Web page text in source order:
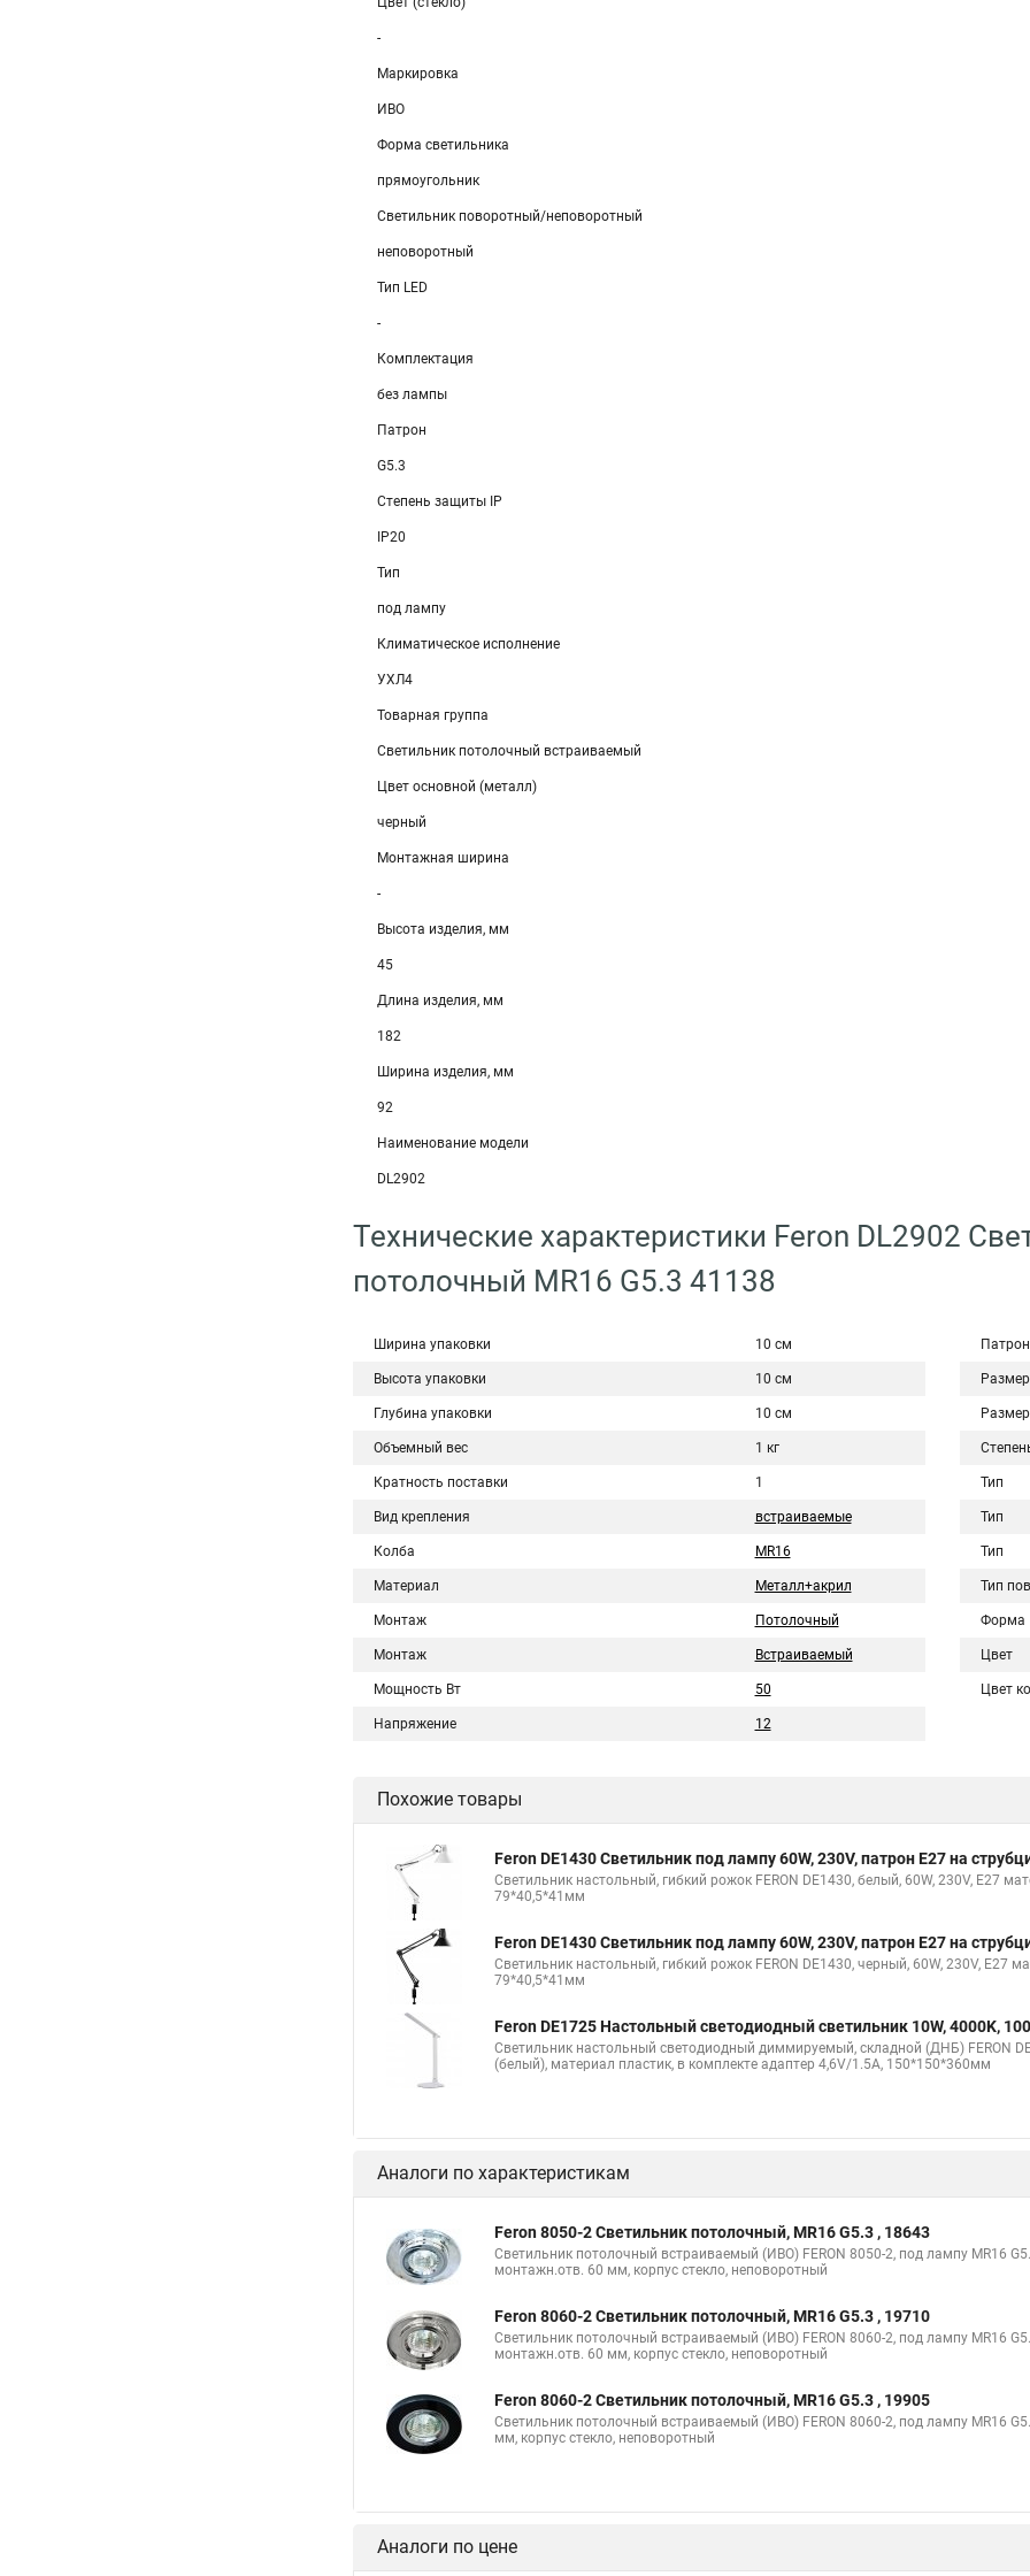
-
Маркировка
ИВО
Форма светильника
прямоугольник
Светильник поворотный/неповоротный
неповоротный
Тип LED
-
Комплектация
без лампы
Патрон
G5.3
Степень защиты IP
IP20
Тип
под лампу
Климатическое исполнение
УХЛ4
Товарная группа
Светильник потолочный встраиваемый
Цвет основной (металл)
черный
Монтажная ширина
-
Высота изделия, мм
45
Длина изделия, мм
182
Ширина изделия, мм
92
Наименование модели
DL2902
Технические характеристики Feron DL2902
потолочный MR16 G5.3 41138
Ширина упаковки 10 см
Высота упаковки 10 см
Глубина упаковки 10 см
Объемный вес 1 кг
Кратность поставки 1
Вид крепления встраиваемые
Колба MR16
Материал Металл+акрил
Монтаж Потолочный
Монтаж Встраиваемый
Мощность Вт 50
Напряжение 12
Патрон
Размер
Размер
Тип
Тип
Тип
Тип
Форма
Цвет
Цвет
Похожие товары
Feron DE1430 Светильник под лампу 60W, 230V, патрон E27 на
Светильник настольный, гибкий рожок FERON DE1430, белый, 60W, 230V, E27
79*40,5*41мм
Feron DE1430 Светильник под лампу 60W, 230V, патрон E27 на
Светильник настольный, гибкий рожок FERON DE1430, черный, 60W, 230V, E27
79*40,5*41мм
Feron DE1725 Настольный светодиодный светильник 10W, 4000K,
Светильник настольный светодиодный диммируемый, складной (ДНБ) FERON
(белый), материал пластик, в комплекте адаптер 4,6V/1.5A, 150*150*360мм
Аналоги по характеристикам
Feron 8050-2 Светильник потолочный, MR16 G5.3 , 18643
Светильник потолочный встраиваемый (ИВО) FERON 8050-2, под лампу MR16
монтажн.отв. 60 мм, корпус стекло, неповоротный
Feron 8060-2 Светильник потолочный, MR16 G5.3 , 19710
Светильник потолочный встраиваемый (ИВО) FERON 8060-2, под лампу MR16
монтажн.отв. 60 мм, корпус стекло, неповоротный
Feron 8060-2 Светильник потолочный, MR16 G5.3 , 19905
Светильник потолочный встраиваемый (ИВО) FERON 8060-2, под лампу MR16
мм, корпус стекло, неповоротный
Аналоги по цене